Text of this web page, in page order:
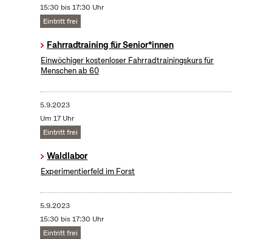
15:30 bis 17:30 Uhr
Eintritt frei
Fahrradtraining für Senior*innen
Einwöchiger kostenloser Fahrradtrainingskurs für
Menschen ab 60
5.9.2023
Um 17 Uhr
Eintritt frei
Waldlabor
Experimentierfeld im Forst
5.9.2023
15:30 bis 17:30 Uhr
Eintritt frei